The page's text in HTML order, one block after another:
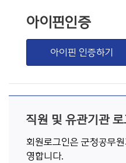
아이핀인증
아이핀 인증하기
직원 및 유관기관 로
회원로그인은 군청공무
영합니다.